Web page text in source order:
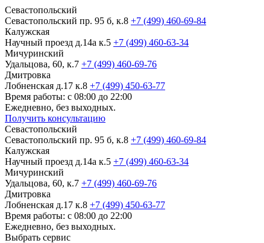
Севастопольский
Севастопольский пр. 95 б, к.8 +7 (499) 460-69-84
Калужская
Научный проезд д.14а к.5 +7 (499) 460-63-34
Мичуринский
Удальцова, 60, к.7 +7 (499) 460-69-76
Дмитровка
Лобненская д.17 к.8 +7 (499) 450-63-77
Время работы: с 08:00 до 22:00
Ежедневно, без выходных.
Получить консультацию
Севастопольский
Севастопольский пр. 95 б, к.8 +7 (499) 460-69-84
Калужская
Научный проезд д.14а к.5 +7 (499) 460-63-34
Мичуринский
Удальцова, 60, к.7 +7 (499) 460-69-76
Дмитровка
Лобненская д.17 к.8 +7 (499) 450-63-77
Время работы: с 08:00 до 22:00
Ежедневно, без выходных.
Выбрать сервис